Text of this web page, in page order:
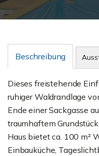
Beschreibung
Dieses freistehende
ruhiger Waldrandlage
Ende einer Sackgasse
traumhaftem
Haus bietet ca. 100 m²
Einbauküche,